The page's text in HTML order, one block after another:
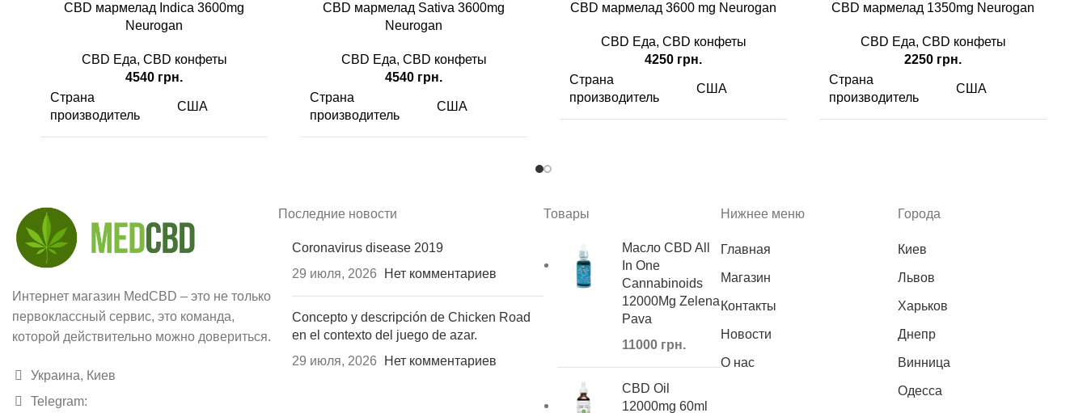
CBD мармелад Indica 3600mg
Neurogan
CBD Еда, CBD конфеты
4540 грн.
Страна
производитель
США
Вид
кубик
Содержимого 30 (шт)
CBD мармелад Sativa 3600mg
Neurogan
CBD Еда, CBD конфеты
4540 грн.
Страна
производитель
США
Вид
кубик
CBD мармелад 3600 mg Neurogan
CBD Еда, CBD конфеты
4250 грн.
Страна
производитель
США
Вид
кубик
Содержимого 30 (шт)
CBD мармелад 1350mg Neurogan
CBD Еда, CBD конфеты
2250 грн.
Страна
производитель
США
Содержимого
Интернет магазин MedCBD – это не только
первоклассный сервис, это команда,
которой действительно можно довериться.
Украина, Киев
Telegram:
Последние новости
Coronavirus disease 2019
29 июля, 2026
Нет комментариев
Concepto y descripción de Chicken Road
en el contexto del juego de azar.
29 июля, 2026
Нет комментариев
Товары
Масло CBD All
In One
Cannabinoids
12000Mg Zelena
Pava
11000 грн.
CBD Oil
12000mg 60ml
Нижнее меню
Главная
Магазин
Контакты
Новости
О нас
Города
Киев
Львов
Харьков
Днепр
Винница
Одесса